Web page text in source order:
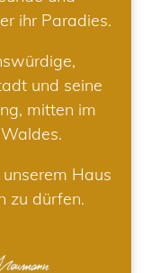
ihr Paradies.
und seine
mitten im
Haus
zu dürfen.